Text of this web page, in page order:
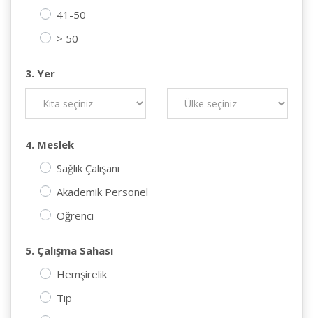
41-50
> 50
3. Yer
4. Meslek
Sağlık Çalışanı
Akademik Personel
Öğrenci
5. Çalışma Sahası
Hemşirelik
Tıp